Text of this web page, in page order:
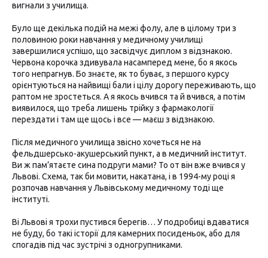
вигнали з училища.
Було ще декілька подій на межі фолу, але в цілому три з
половиною роки навчання у медичному училищі
завершилися успішо, що засвідчує диплом з відзнакою.
Червона корочка здивувала насамперед мене, бо я якось
того непрагнув. Бо знаєте, як то буває, з першого курсу
орієнтуються на найвищі бали і цілу дорогу переживають, що
раптом не зростеться. А я якось вчився та й вчився, а потім
виявилося, що треба лишень трійку з фармакології
перездати і там ще щось і все — маєш з відзнакою.
Після медичного училища звісно хочеться не на
фельдшерсько-акушерський пункт, а в медичний інститут.
Ви ж пам’ятаєте сина подруги мами? То от він вже вчився у
Львові. Схема, так би мовити, накатана, і в 1994-му році я
розпочав навчання у Львівському медичному тоді ще
інституті.
Ві Львові я трохи пустився берегів… У подробиці вдаватися
не буду, бо такі історії для камерних посиденьок, або для
спогадів під час зустрічі з одногрупниками.